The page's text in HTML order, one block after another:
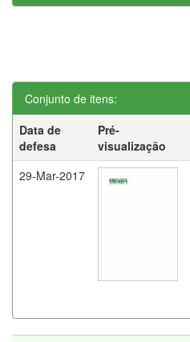
Conjunto de itens:
Data de
defesa
Pré-
visualização
29-Mar-2017